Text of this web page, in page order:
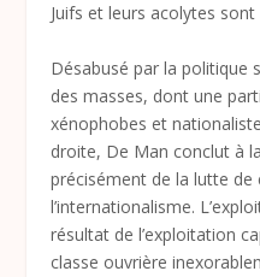
Juifs et leurs acolytes
Désabusé par la politique
des masses, dont une
xénophobes et
droite, De Man conclut à
précisément de la lutte de
l’internationalisme.
résultat de l’exploitation
classe ouvrière